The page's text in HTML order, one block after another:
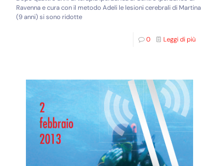
Ravenna e cura con il metodo Adeli le lesioni cerebrali di Martina
(9 anni) si sono ridotte
0 Leggi di più